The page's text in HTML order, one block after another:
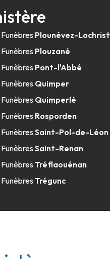
Plounévez-Lochrist
Plouzané
Pont-l'Abbé
Quimper
Quimperlé
Rosporden
Saint-Pol-de-Léon
Saint-Renan
Tréflaouénan
Trégunc